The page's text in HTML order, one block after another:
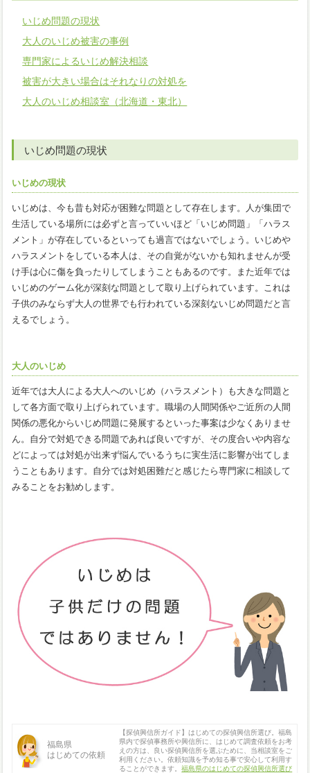
いじめ問題の現状
大人のいじめ被害の事例
専門家によるいじめ解決相談
被害が大きい場合はそれなりの対処を
大人のいじめ相談室（北海道・東北）
いじめ問題の現状
いじめの現状
いじめは、今も昔も対応が困難な問題として存在します。人が集団で
生活している場所には必ずと言っていいほど「いじめ問題」「ハラス
メント」が存在しているといっても過言ではないでしょう。いじめや
ハラスメントをしている本人は、その自覚がないかも知れませんが受
け手は心に傷を負ったりしてしまうこともあるのです。また近年では
いじめのゲーム化が深刻な問題として取り上げられています。これは
子供のみならず大人の世界でも行われている深刻ないじめ問題だと言
えるでしょう。
大人のいじめ
近年では大人による大人へのいじめ（ハラスメント）も大きな問題と
して各方面で取り上げられています。職場の人間関係やご近所の人間
関係の悪化からいじめ問題に発展するといった事案は少なくありませ
ん。自分で対処できる問題であれば良いですが、その度合いや内容な
どによっては対処が出来ず悩んでいるうちに実生活に影響が出てしま
うこともあります。自分では対処困難だと感じたら専門家に相談して
みることをお勧めします。
福島県
はじめての依頼
【探偵興信所ガイド】はじめての探偵興信所選び。福島
県内で探偵事務所や興信所に、はじめて調査依頼をお考
えの方は、良い探偵興信所を選ぶために、当相談室をご
利用ください。依頼知識を予め知る事で安心して利用す
ることができます。福島県のはじめての探偵興信所選び